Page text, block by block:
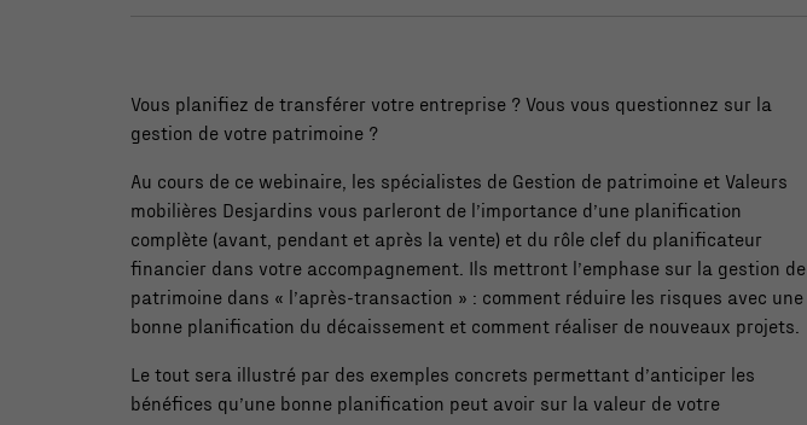
Vous planifiez de transférer votre entreprise ? Vous vous questionnez sur la
gestion de votre patrimoine ?
Au cours de ce webinaire, les spécialistes de Gestion de patrimoine et Valeurs
mobilières Desjardins vous parleront de l’importance d’une planification
complète (avant, pendant et après la vente) et du rôle clef du planificateur
financier dans votre accompagnement. Ils mettront l’emphase sur la gestion de
patrimoine dans « l’après-transaction » : comment réduire les risques avec une
bonne planification du décaissement et comment réaliser de nouveaux projets.
Le tout sera illustré par des exemples concrets permettant d’anticiper les
bénéfices qu’une bonne planification peut avoir sur la valeur de votre